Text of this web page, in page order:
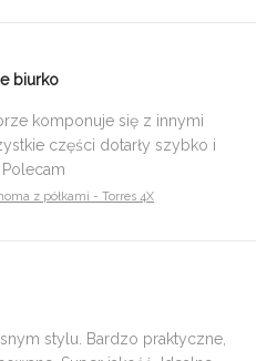
biurko
komponuje się z innymi
części dotarły szybko i
z półkami - Torres 4X
stylu. Bardzo praktyczne,